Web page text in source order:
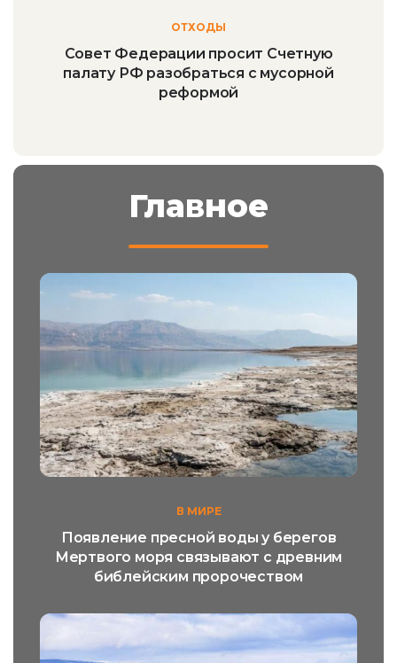
ОТХОДЫ
Совет Федерации просит Счетную
палату РФ разобраться с мусорной
реформой
Главное
В МИРЕ
Появление пресной воды у берегов
Мертвого моря связывают с древним
библейским пророчеством